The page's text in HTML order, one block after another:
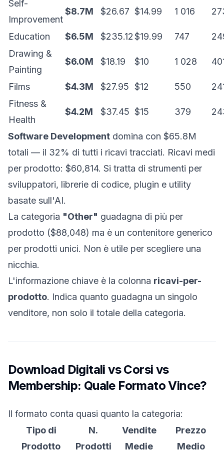
Self-
Improvement
$8.7M $26.67 $14.99 1 016
Education $6.5M $235.12$19.99 747
Drawing &
Painting
$6.0M $18.19 $10 1 028
Films $4.3M $27.95 $12 550
Fitness &
Health
$4.2M $37.45 $15 379
Software Development domina con $65.8M
totali — il 32% di tutti i ricavi tracciati. Ricavi medi
per prodotto: $60,814. Si tratta di strumenti per
sviluppatori, librerie di codice, plugin e utility
basate sull'AI.
La categoria "Other" guadagna di più per
prodotto ($88,048) ma è un contenitore generico
per prodotti unici. Non è utile per scegliere una
nicchia.
L'informazione chiave è la colonna ricavi-per-
prodotto. Indica quanto guadagna un singolo
venditore, non solo il totale della categoria.
Download Digitali vs Corsi vs
Membership: Quale Formato Vince?
Il formato conta quasi quanto la categoria:
Tipo di
Prodotto
N.
Prodotti
Vendite
Medie
Prezzo
Medio